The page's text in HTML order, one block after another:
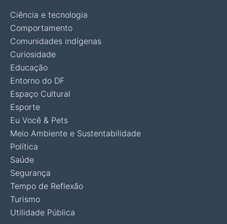
Ciência e tecnologia
Comportamento
Comunidades indígenas
Curiosidade
Educação
Entorno do DF
Espaço Cultural
Esporte
Eu Você & Pets
Meio Ambiente e Sustentabilidade
Política
Saúde
Segurança
Tempo de Reflexão
Turismo
Utilidade Pública